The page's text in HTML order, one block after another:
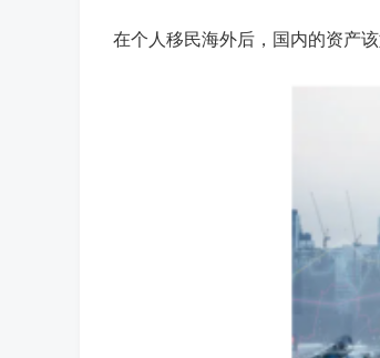
在个人移民海外后，国内的资产